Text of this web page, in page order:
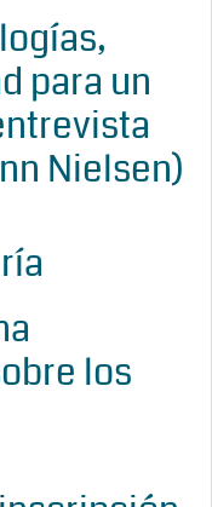
para un
Nielsen)
los